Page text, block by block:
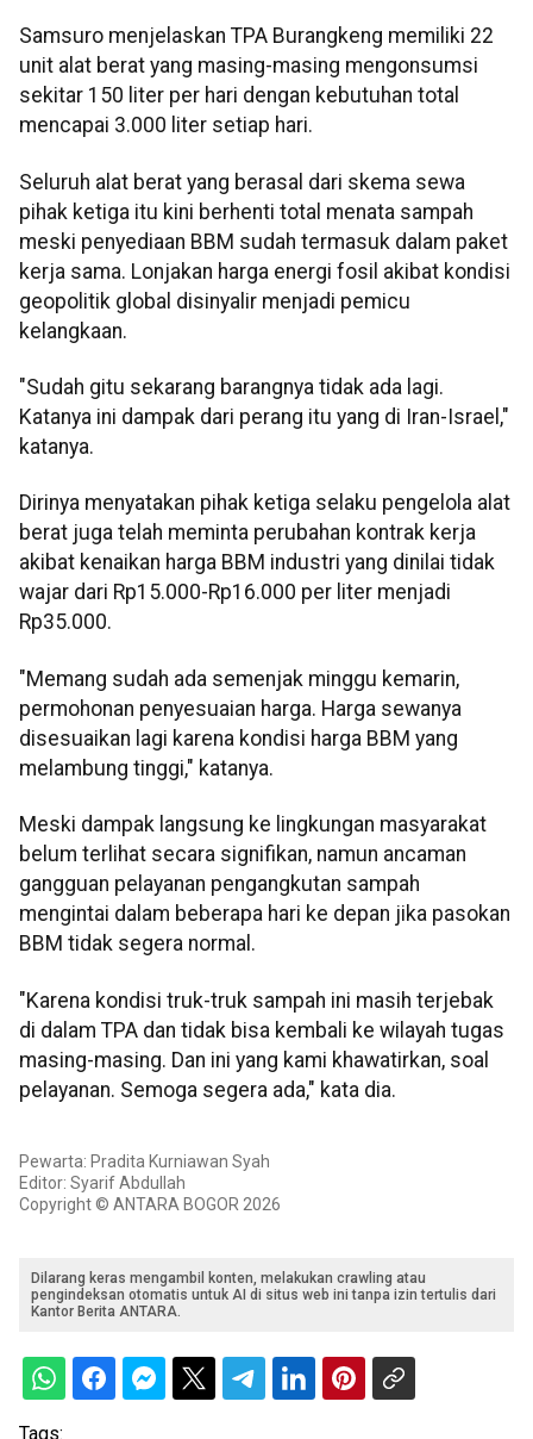
Samsuro menjelaskan TPA Burangkeng memiliki 22
unit alat berat yang masing-masing mengonsumsi
sekitar 150 liter per hari dengan kebutuhan total
mencapai 3.000 liter setiap hari.
Seluruh alat berat yang berasal dari skema sewa
pihak ketiga itu kini berhenti total menata sampah
meski penyediaan BBM sudah termasuk dalam paket
kerja sama. Lonjakan harga energi fosil akibat kondisi
geopolitik global disinyalir menjadi pemicu
kelangkaan.
"Sudah gitu sekarang barangnya tidak ada lagi.
Katanya ini dampak dari perang itu yang di Iran-Israel,"
katanya.
Dirinya menyatakan pihak ketiga selaku pengelola alat
berat juga telah meminta perubahan kontrak kerja
akibat kenaikan harga BBM industri yang dinilai tidak
wajar dari Rp15.000-Rp16.000 per liter menjadi
Rp35.000.
"Memang sudah ada semenjak minggu kemarin,
permohonan penyesuaian harga. Harga sewanya
disesuaikan lagi karena kondisi harga BBM yang
melambung tinggi," katanya.
Meski dampak langsung ke lingkungan masyarakat
belum terlihat secara signifikan, namun ancaman
gangguan pelayanan pengangkutan sampah
mengintai dalam beberapa hari ke depan jika pasokan
BBM tidak segera normal.
"Karena kondisi truk-truk sampah ini masih terjebak
di dalam TPA dan tidak bisa kembali ke wilayah tugas
masing-masing. Dan ini yang kami khawatirkan, soal
pelayanan. Semoga segera ada," kata dia.
Pewarta: Pradita Kurniawan Syah
Editor: Syarif Abdullah
Copyright © ANTARA BOGOR 2026
Dilarang keras mengambil konten, melakukan crawling atau
pengindeksan otomatis untuk AI di situs web ini tanpa izin tertulis dari
Kantor Berita ANTARA.
Tags: